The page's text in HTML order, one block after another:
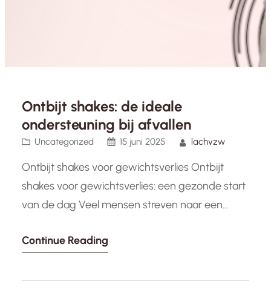
Ontbijt shakes: de ideale
ondersteuning bij afvallen
Uncategorized 15 juni 2025 lachvzw
Ontbijt shakes voor gewichtsverlies Ontbijt
shakes voor gewichtsverlies: een gezonde start
van de dag Veel mensen streven naar een
methoden om af te vallen. Een populaire optie
ontbijt shakes. Deze shakes worden vaak
Continue Reading